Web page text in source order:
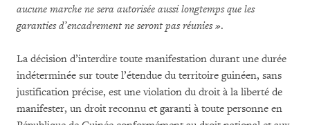
aucune marche ne sera autorisée aussi longtemps que les
garanties d’encadrement ne seront pas réunies ».
La décision d’interdire toute manifestation durant une durée
indéterminée sur toute l’étendue du territoire guinéen, sans
justification précise, est une violation du droit à la liberté de
manifester, un droit reconnu et garanti à toute personne en